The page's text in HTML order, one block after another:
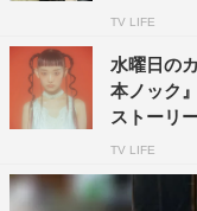
今回の情報解禁用
レスを身にまとい
演にして、婚活に奔
るのかに注目だ。
は下記に掲載。
TV LIFE
水曜日の
本ノック
ストーリ
TV LIFE